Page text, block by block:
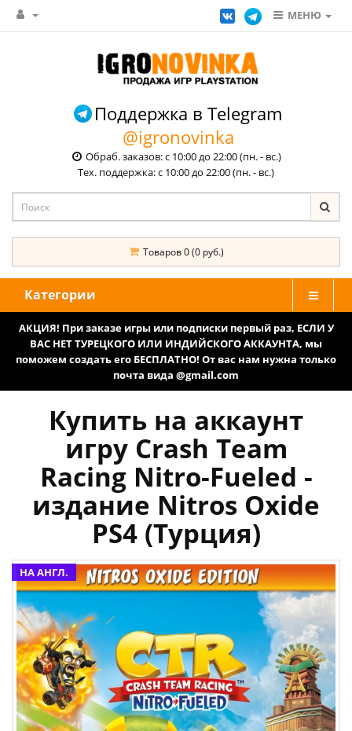
МЕНЮ
Поддержка в Telegram
@igronovinka
Обраб. заказов: с 10:00 до 22:00 (пн. - вс.)
Тех. поддержка: с 10:00 до 22:00 (пн. - вс.)
Товаров 0 (0 руб.)
Категории
АКЦИЯ! При заказе игры или подписки первый раз, ЕСЛИ У
ВАС НЕТ ТУРЕЦКОГО ИЛИ ИНДИЙСКОГО АККАУНТА, мы
поможем создать его БЕСПЛАТНО! От вас нам нужна только
почта вида @gmail.com
Купить на аккаунт
игру Crash Team
Racing Nitro-Fueled -
издание Nitros Oxide
PS4 (Турция)
НА АНГЛ.